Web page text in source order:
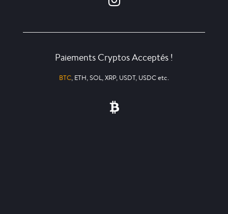
Paiements Cryptos Acceptés !
BTC, ETH, SOL, XRP, USDT, USDC etc.